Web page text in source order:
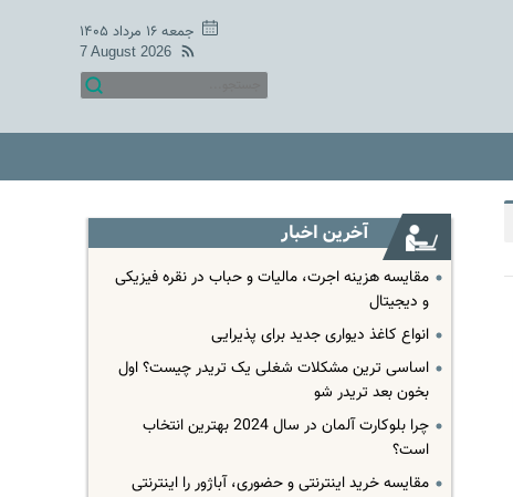
جمعه ۱۶ مرداد ۱۴۰۵
7 August 2026
آخرین اخبار
مقایسه هزینه اجرت، مالیات و حباب در نقره فیزیکی
و دیجیتال
انواع کاغذ دیواری جدید برای پذیرایی
اساسی ترین مشکلات شغلی یک تریدر چیست؟ اول
بخون بعد تریدر شو
چرا بلوکارت آلمان در سال 2024 بهترین انتخاب
است؟
مقایسه خرید اینترنتی و حضوری، آباژور را اینترنتی